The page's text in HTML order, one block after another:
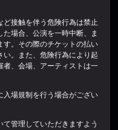
ど接触を伴う危険行為は禁止
場合、公演を一時中断、ま
す。その際のチケットの払い
い。また、危険行為により起
者、会場、アーティストは一
入場規制を行う場合がござい
て管理していただきますよう